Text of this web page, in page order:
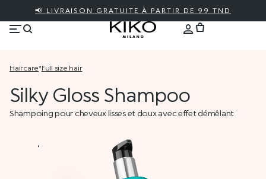
📢 LIVRAISON GRATUITE À PARTIR DE 99 TND
haircare* full size hair
Silky Gloss Shampoo
Shampoing pour cheveux lisses et doux avec effet démêlant